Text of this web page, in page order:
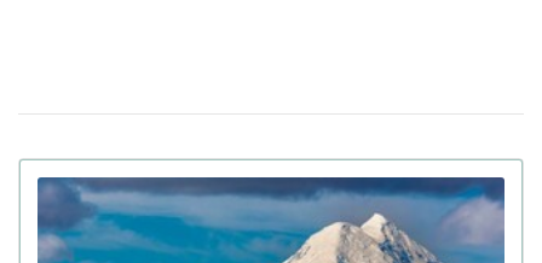
25-річній дівчині провели евтаназію через депресію
23 березня 10:14 Світ на межі голоду через війну в Ірані:
колапс на ринку добрив